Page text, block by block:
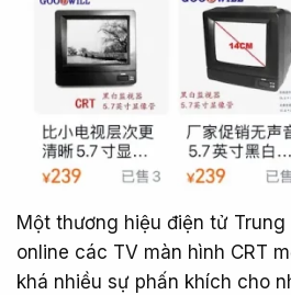
Một thương hiệu điện tử
online các TV màn hình CRT
khá nhiều sự phấn khích cho